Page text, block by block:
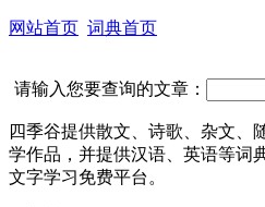
网站首页 词典首页
请输入您要查询的文章：
四季谷提供散文、诗歌、杂文、
学作品，并提供汉语、英语等词
文字学习免费平台。